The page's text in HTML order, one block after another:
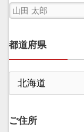
都道府県
ご住所